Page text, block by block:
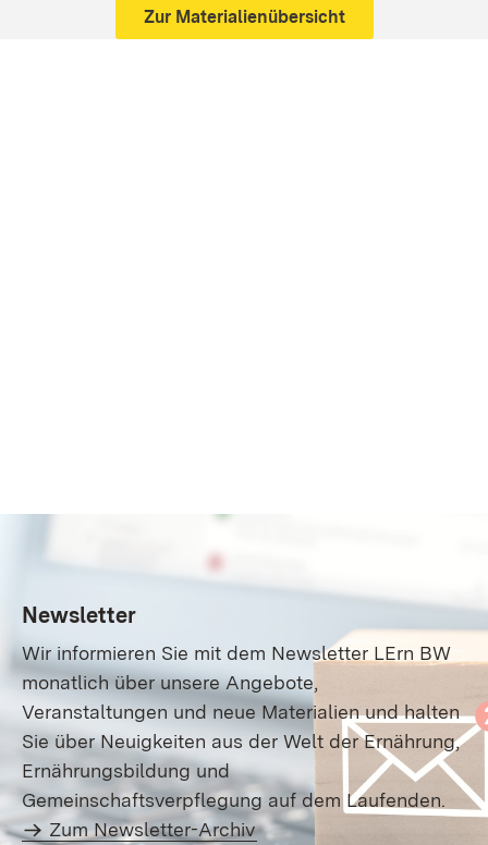
Zur Materialienübersicht
Newsletter
Wir informieren Sie mit dem Newsletter LErn BW
monatlich über unsere Angebote,
Veranstaltungen und neue Materialienund halten
Sie über Neuigkeiten aus der Welt der Ernährung,
Ernährungsbildung und
Gemeinschaftsverpflegung auf dem Laufenden.
Zum Newsletter-Archiv